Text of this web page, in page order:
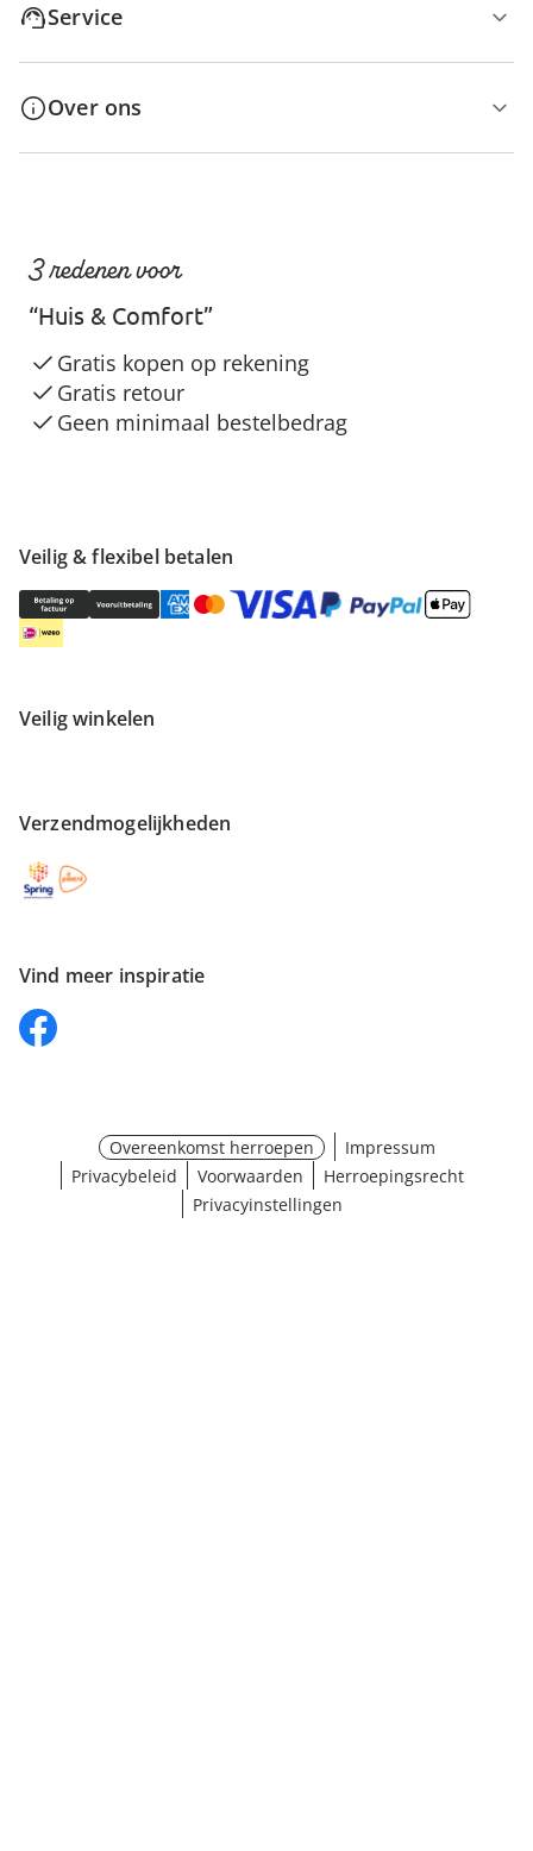
Service
Over ons
Veilig & flexibel betalen
Veilig winkelen
Verzendmogelijkheden
Vind meer inspiratie
3 redenen voor
“Huis & Comfort”
Gratis kopen op rekening
Gratis retour
Geen minimaal bestelbedrag
Overeenkomst herroepen
Impressum
Privacybeleid
Voorwaarden
Herroepingsrecht
Privacyinstellingen